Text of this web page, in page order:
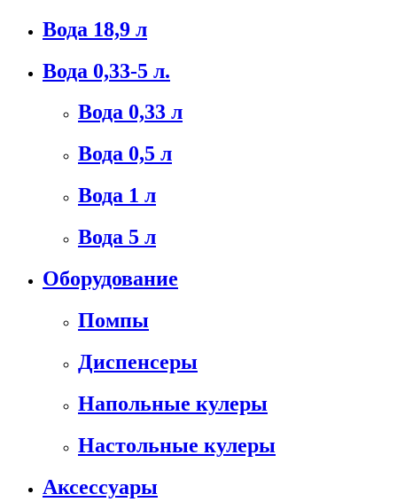
Вода 18,9 л
Вода 0,33-5 л.
Вода 0,33 л
Вода 0,5 л
Вода 1 л
Вода 5 л
Оборудование
Помпы
Диспенсеры
Напольные кулеры
Настольные кулеры
Аксессуары